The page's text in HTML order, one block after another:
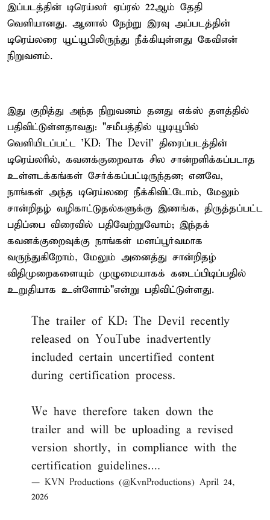
இப்படத்தின் டிரெய்லர் ஏப்ரல் 22ஆம் தேதி
வெளியானது. ஆனால் நேற்று இரவு அப்படத்தின்
டிரெய்லரை யூட்யூபிலிருந்து நீக்கியுள்ளது கேவிஎன்
நிறுவனம்.
இது குறித்து அந்த நிறுவனம் தனது எக்ஸ் தளத்தில்
பதிவிட்டுள்ளதாவது: "சமீபத்தில் யூடியூபில்
வெளியிடப்பட்ட 'KD: The Devil' திரைப்படத்தின்
டிரெய்லரில், கவனக்குறைவாக சில சான்றளிக்கப்படாத
உள்ளடக்கங்கள் சேர்க்கப்பட்டிருந்தன; எனவே,
நாங்கள் அந்த டிரெய்லரை நீக்கிவிட்டோம், மேலும்
சான்றிதழ் வழிகாட்டுதல்களுக்கு இணங்க, திருத்தப்பட்ட
பதிப்பை விரைவில் பதிவேற்றுவோம்; இந்தக்
கவனக்குறைவுக்கு நாங்கள் மனப்பூர்வமாக
வருந்துகிறோம், மேலும் அனைத்து சான்றிதழ்
விதிமுறைகளையும் முழுமையாகக் கடைப்பிடிப்பதில்
உறுதியாக உள்ளோம்"என்று பதிவிட்டுள்ளது.
The trailer of KD: The Devil recently
released on YouTube inadvertently
included certain uncertified content
during certification process.
We have therefore taken down the
trailer and will be uploading a revised
version shortly, in compliance with the
certification guidelines.…
— KVN Productions (@KvnProductions) April 24,
2026